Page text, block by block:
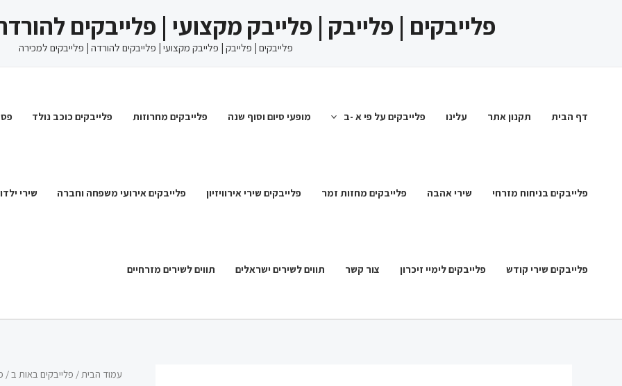
פלייבקים | פלייבק | פלייבק מקצועי | פלייבקים
פלייבקים | פלייבק | פלייבק מקצועי | פלייבקים להורדה | פלייבקים למכירה
דף הבית תקנון אתר עלינו פלייבקים על פי א -ב מופעי סיום וסוף שנה פלייבקים מחרוזות פלייבקים כוכב נולד
פלייבקים בניחוח מזרחי שירי אהבה פלייבקים מחזות זמר פלייבקים שירי אירוויזיון פלייבקים אירועי משפחה וחברה שירי
פלייבקים שירי קודש פלייבקים לימיי זיכרון צור קשר תווים לשירים ישראלים תווים לשירים מזרחיים
עמוד הבית/ פלייבקים באות ב/
כמות